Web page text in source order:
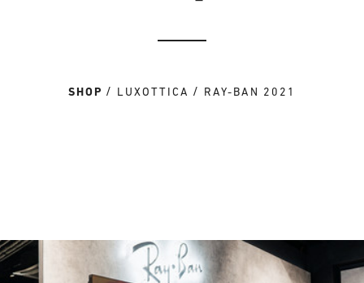
SHOP LUXOTTICA RAY-BAN 2021